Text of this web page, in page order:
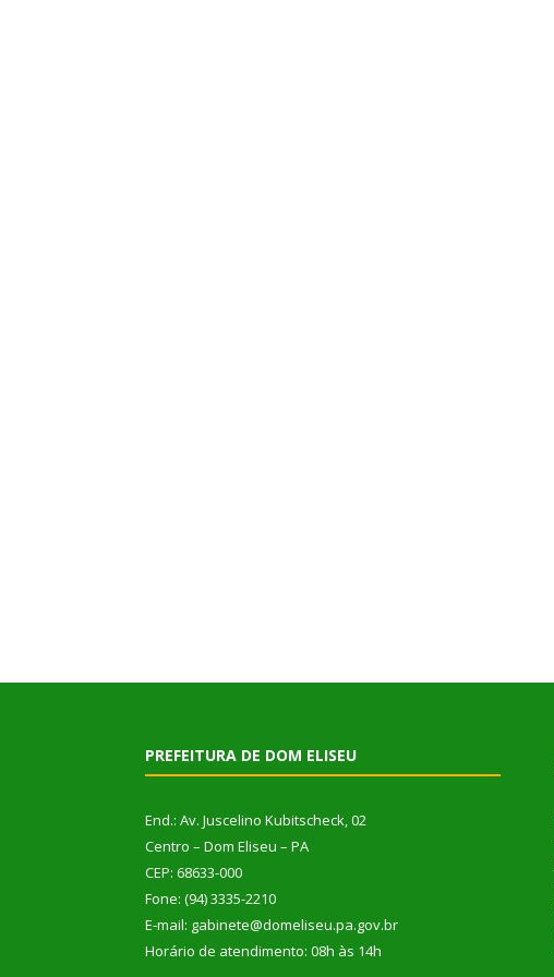
PREFEITURA DE DOM ELISEU
End.: Av. Juscelino Kubitscheck, 02
Centro – Dom Eliseu – PA
CEP: 68633-000
Fone: (94) 3335-2210
E-mail: gabinete@domeliseu.pa.gov.br
Horário de atendimento: 08h às 14h